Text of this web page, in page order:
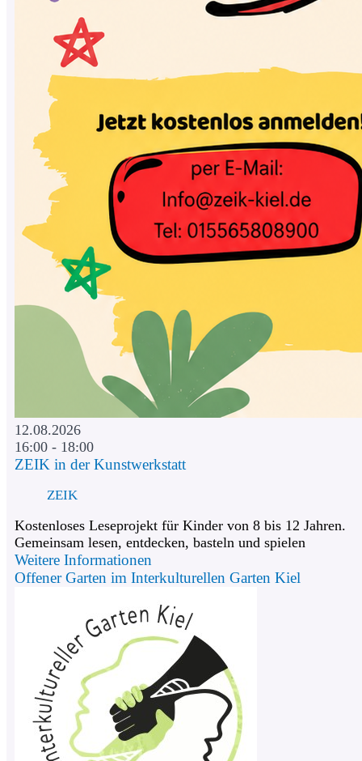
12.08.2026
16:00 - 18:00
ZEIK in der Kunstwerkstatt
ZEIK
Kostenloses Leseprojekt für Kinder von 8 bis 12 Jahren.
Gemeinsam lesen, entdecken, basteln und spielen
Weitere Informationen
Offener Garten im Interkulturellen Garten Kiel